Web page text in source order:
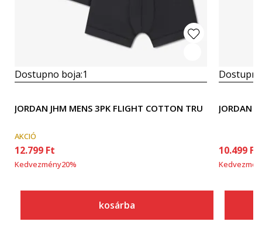
Dostupno boja:1
JORDAN JHM MENS 3PK FLIGHT COTTON TRU
AKCIÓ
12.799 Ft
Kedvezmény20%
kosárba
JORDAN
10.499 Ft